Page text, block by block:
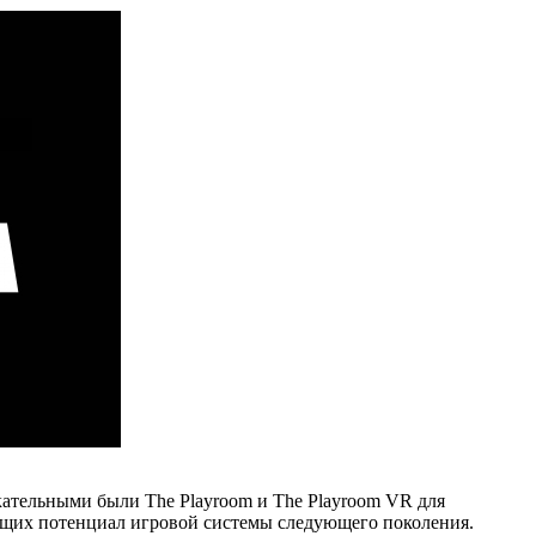
были The Playroom и The Playroom VR для
потенциал игровой системы следующего поколения.